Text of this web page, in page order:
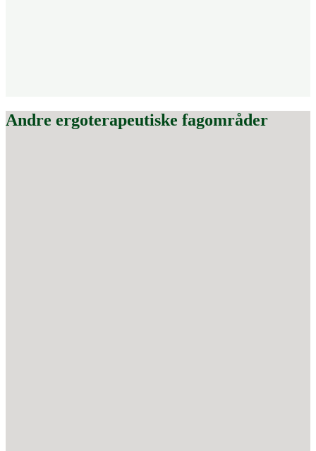
Andre ergoterapeutiske fagområder